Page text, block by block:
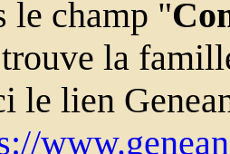
le champ "
la
le lien